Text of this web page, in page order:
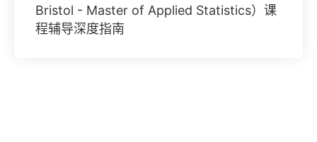
Bristol - Master of Applied Statistics）课
程辅导深度指南